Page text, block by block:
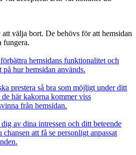
välja bort. De behövs för att hemsidan
fungera.
hemsidans funktionalitet och
på hur hemsidan används.
prestera så bra som möjligt under ditt
här kakorna kommer viss
från hemsidan.
av dina intressen och ditt beteende
att få se personligt anpassat